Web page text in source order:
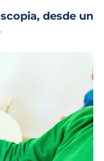
desde un